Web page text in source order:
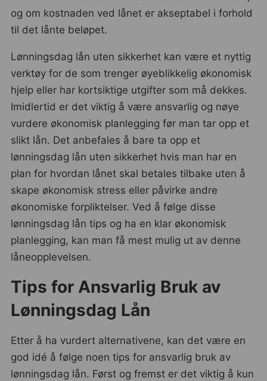
og om kostnaden ved lånet er akseptabel i forhold
til det lånte beløpet.
Lønningsdag lån uten sikkerhet kan være et nyttig
verktøy for de som trenger øyeblikkelig økonomisk
hjelp eller har kortsiktige utgifter som må dekkes.
Imidlertid er det viktig å være ansvarlig og nøye
vurdere økonomisk planlegging før man tar opp et
slikt lån. Det anbefales å bare ta opp et
lønningsdag lån uten sikkerhet hvis man har en
plan for hvordan lånet skal betales tilbake uten å
skape økonomisk stress eller påvirke andre
økonomiske forpliktelser. Ved å følge disse
lønningsdag lån tips og ha en klar økonomisk
planlegging, kan man få mest mulig ut av denne
låneopplevelsen.
Tips for Ansvarlig Bruk av
Lønningsdag Lån
Etter å ha vurdert alternativene, kan det være en
god idé å følge noen tips for ansvarlig bruk av
lønningsdag lån. Først og fremst er det viktig å kun